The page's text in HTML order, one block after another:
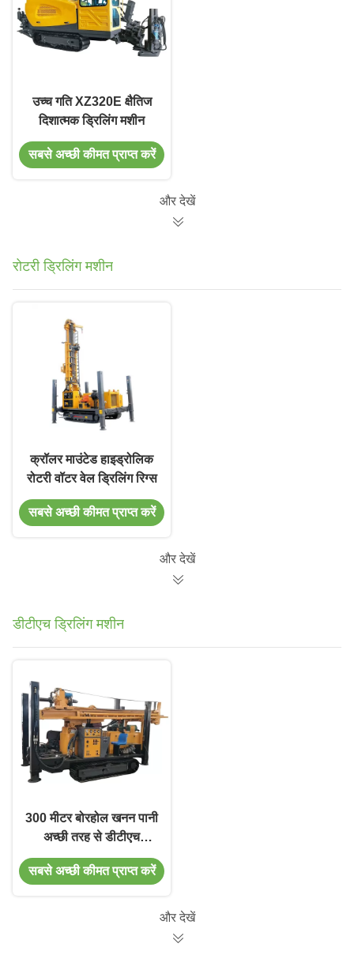
उच्च गति XZ320E क्षैतिज
दिशात्मक ड्रिलिंग मशीन
सबसे अच्छी कीमत प्राप्त करें
और देखें
रोटरी ड्रिलिंग मशीन
क्रॉलर माउंटेड हाइड्रोलिक
रोटरी वॉटर वेल ड्रिलिंग रिग्स
सबसे अच्छी कीमत प्राप्त करें
और देखें
डीटीएच ड्रिलिंग मशीन
300 मीटर बोरहोल खनन पानी
अच्छी तरह से डीटीएच
ड्रिलिंग मशीन
सबसे अच्छी कीमत प्राप्त करें
और देखें